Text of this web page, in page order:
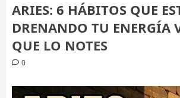
ARIES: 6 HÁBITOS QUE
DRENANDO TU ENERGÍA
QUE LO NOTES
0